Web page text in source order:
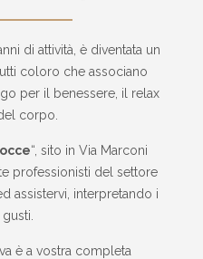
di attività, è diventata un
coloro che associano
per il benessere, il relax
corpo.
“, sito in Via Marconi
professionisti del settore
assistervi, interpretando i
è a vostra completa